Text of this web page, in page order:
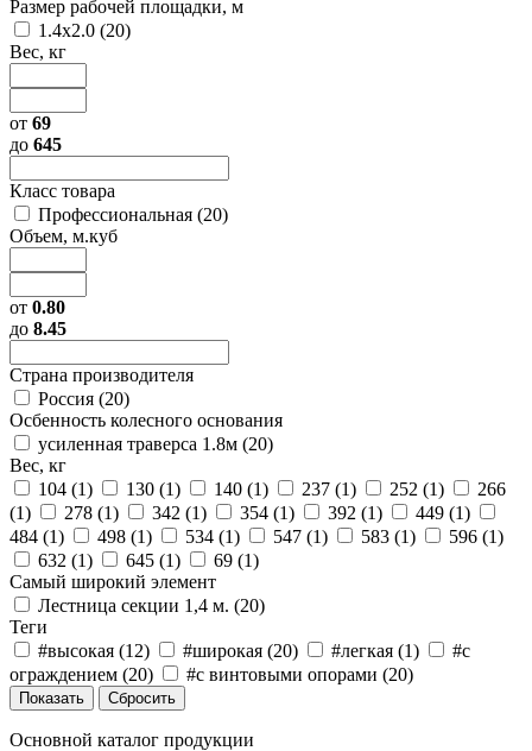
Размер рабочей площадки, м
1.4х2.0 (20)
Вес, кг
от 69
до 645
Класс товара
Профессиональная (20)
Объем, м.куб
от 0.80
до 8.45
Страна производителя
Россия (20)
Осбенность колесного основания
усиленная траверса 1.8м (20)
Вес, кг
104 (1) 130 (1) 140 (1) 237 (1) 252 (1)
266
(1) 278 (1) 342 (1) 354 (1) 392 (1) 449 (1)
484 (1) 498 (1) 534 (1) 547 (1) 583 (1) 596 (1)
632 (1) 645 (1) 69 (1)
Самый широкий элемент
Лестница секции 1,4 м. (20)
Теги
#высокая (12) #широкая (20) #легкая (1)
#с
ограждением (20) #с винтовыми опорами (20)
Основной каталог продукции